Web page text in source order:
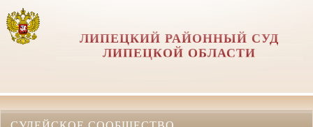
ЛИПЕЦКИЙ РАЙОННЫЙ СУД
ЛИПЕЦКОЙ ОБЛАСТИ